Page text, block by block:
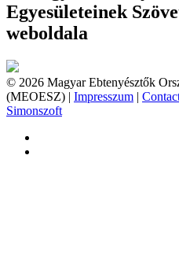
Egyesületeinek
weboldala
© 2026 Magyar Ebtenyésztők
(MEOESZ) | Impresszum |
Simonszoft